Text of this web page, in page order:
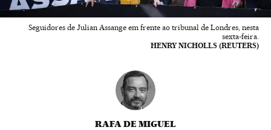
Seguidores de Julian Assange em frente ao tribunal de Londres, nesta
sexta-feira.
HENRY NICHOLLS (REUTERS)
RAFA DE MIGUEL